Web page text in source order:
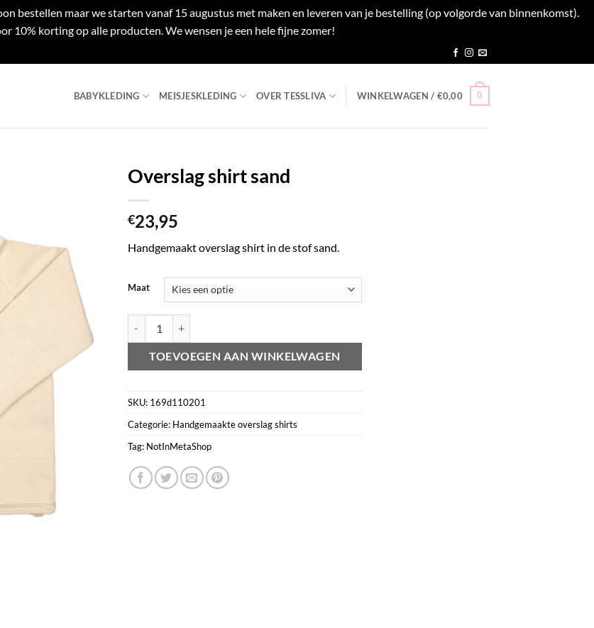
bestellen maar we starten vanaf 15 augustus met maken en leveren van je bestelling (op volgorde van binnenkomst).
10% korting op alle producten. We wensen je een hele fijne zomer!
BABYKLEDING MEISJESKLEDING OVER TESSLIVA WINKELWAGEN / €0,00 0
Overslag shirt sand
€23,95
Handgemaakt overslag shirt in de stof sand.
Maat
TOEVOEGEN AAN WINKELWAGEN
SKU: 169d110201
Categorie: Handgemaakte overslag shirts
Tag: NotInMetaShop